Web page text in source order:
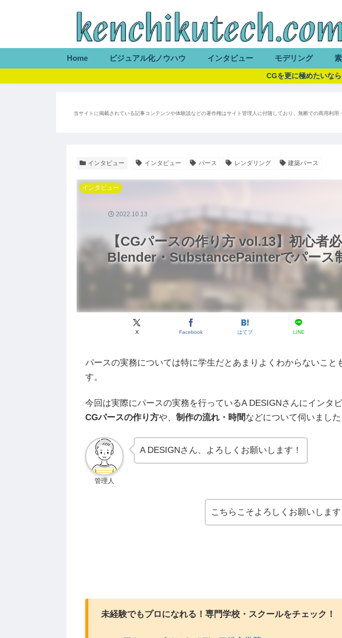
Home ビジュアル化ノウハウ インタビュー モデリング
CGを更に極めたいな
当サイトに掲載されている記事コンテンツや体験談などの著作権はサイト管理人に付随しており、無断での商用利
インタビュー インタビュー パース レンダリング 建築パース
【CGパースの作り方 vol.13】初心者必
Blender・SubstancePainterでパース
インタビュー
X Facebook はてブ LINE
2022.10.13
パースの実務については特に学生だとあまりよくわからないこと
す。
今回は実際にパースの実務を行っているA DESIGNさんにインタビ
CGパースの作り方や、 制作の流れ・時間などについて伺いました
管理人
A DESIGNさん、よろしくお願いします！
こちらこそよろしくお願いします
未経験でもプロになれる！専門学校・スクールをチェック！